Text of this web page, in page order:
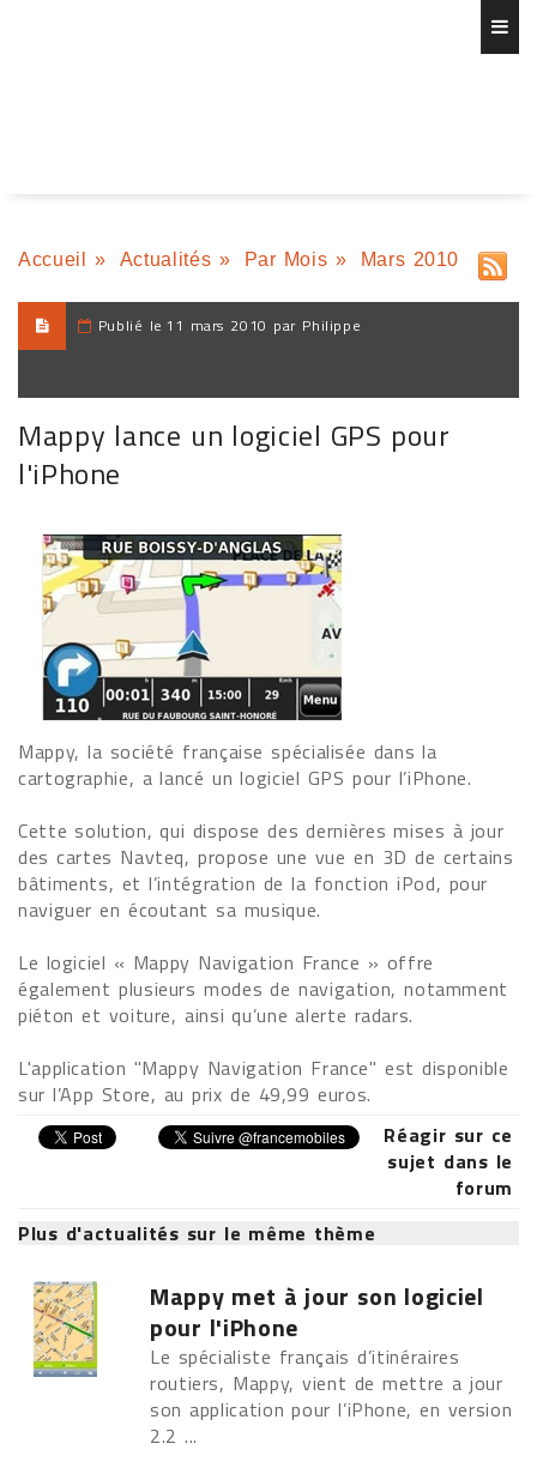
Accueil » Actualités » Par Mois » Mars 2010
Publié le 11 mars 2010 par Philippe
Mappy lance un logiciel GPS pour
l'iPhone
Mappy, la société française spécialisée dans la
cartographie, a lancé un logiciel GPS pour l’iPhone.
Cette solution, qui dispose des dernières mises à jour
des cartes Navteq, propose une vue en 3D de certains
bâtiments, et l’intégration de la fonction iPod, pour
naviguer en écoutant sa musique.
Le logiciel « Mappy Navigation France » offre
également plusieurs modes de navigation, notamment
piéton et voiture, ainsi qu’une alerte radars.
L'application "Mappy Navigation France" est disponible
sur l’App Store, au prix de 49,99 euros.
Réagir sur ce
sujet dans le
forum
Plus d'actualités sur le même thème
Mappy met à jour son logiciel
pour l'iPhone
Le spécialiste français d’itinéraires
routiers, Mappy, vient de mettre a jour
son application pour l’iPhone, en version
2.2 ...